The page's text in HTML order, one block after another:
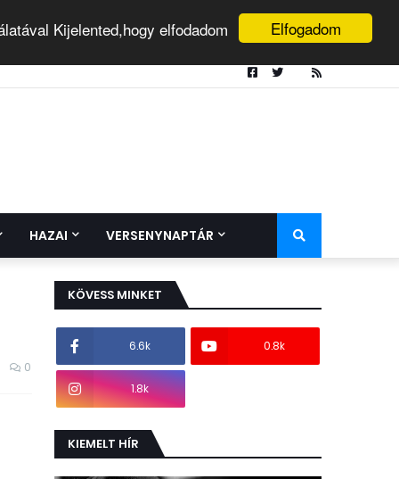
Elfogadom
Kijelented,hogy elfodadom
HAZAI VERSENYNAPTÁR
0
KÖVESS MINKET
6.6k 0.8k
1.8k
KIEMELT HÍR